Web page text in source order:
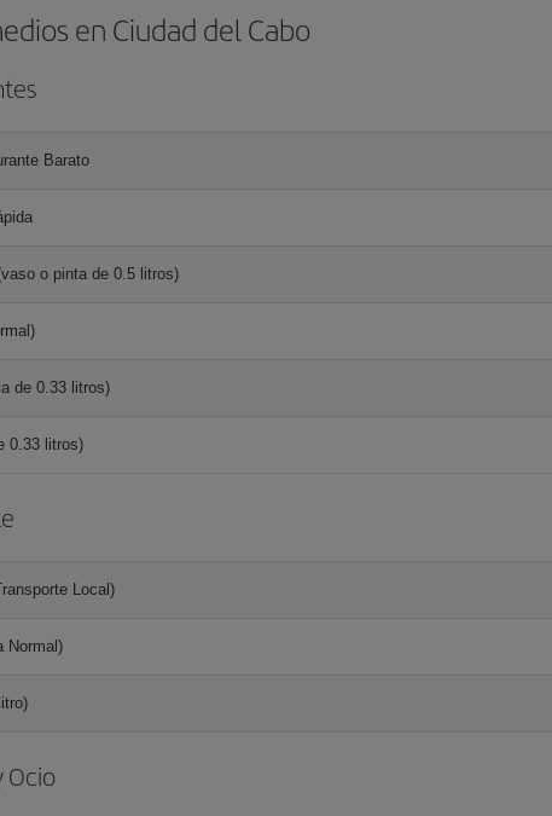
en Ciudad del Cabo
Barato
o pinta de 0.5 litros)
de 0.33 litros)
0.33 litros)
Local)
Normal)
Ocio